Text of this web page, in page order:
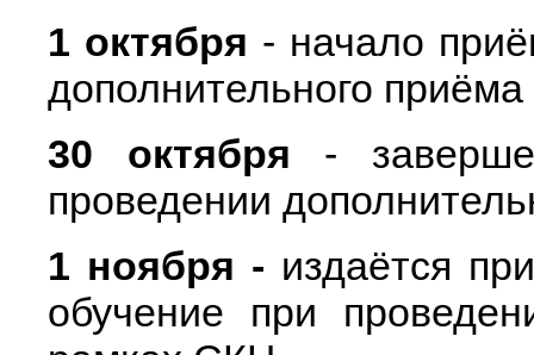
1 октября - начало
дополнительного
30 октября -
проведении
1 ноября - издаётся
обучение при